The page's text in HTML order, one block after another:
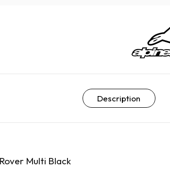
Description
Multi Black